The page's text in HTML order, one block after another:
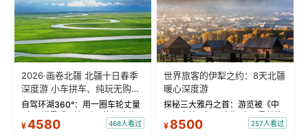
2026·画卷北疆 北疆十日春季
深度游 小车拼车、纯玩无购
物！
自驾环湖360°：用一圈车轮丈量
“大西洋最后一滴眼泪”的极致蔚
蓝。 赛湖旅拍：甄选多款风格服
¥4580 468人看过
世界旅客的伊犁之约：8天北疆
暖心深度游
探秘三大雅丹之首：游览被《中
国国家地理》评选为“中国最美的
三大雅丹”第一名的克拉玛依魔鬼
¥ 8500 257人看过